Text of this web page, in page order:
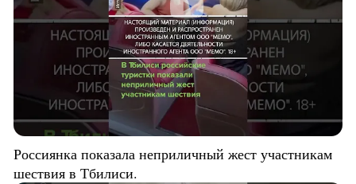
Россиянка показала неприличный жест участникам
шествия в Тбилиси.